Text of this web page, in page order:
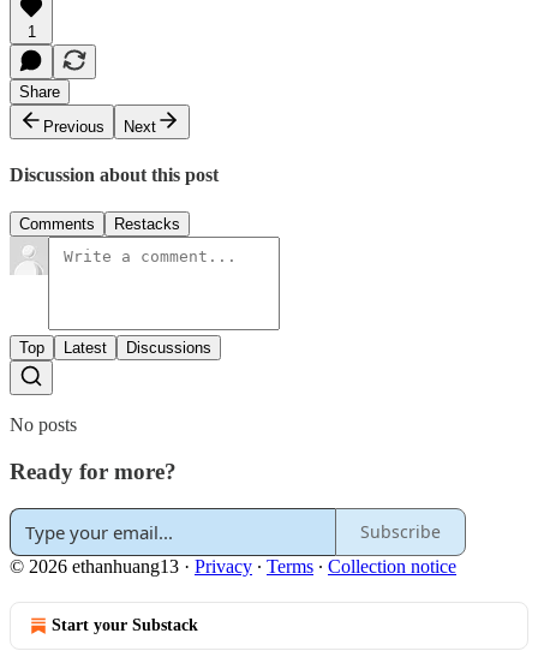
1
Share
Previous
Next
Discussion about this post
Comments Restacks
Top Latest Discussions
No posts
Ready for more?
Subscribe
© 2026 ethanhuang13 · Privacy ∙ Terms ∙ Collection notice
Start your Substack